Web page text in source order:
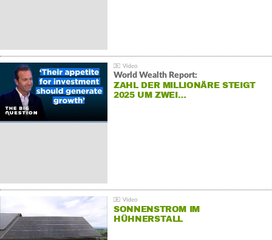
World Wealth Report:
ZAHL DER MILLIONÄRE STEIGT
2025 UM ZWEI…
SONNENSTROM IM
HÜHNERSTALL